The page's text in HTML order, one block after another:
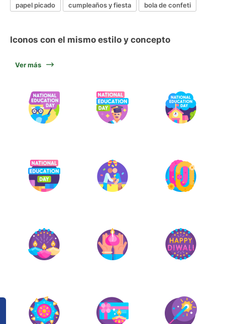
papel picado
cumpleaños y fiesta bola de confeti
Iconos con el mismo estilo y concepto
Ver más